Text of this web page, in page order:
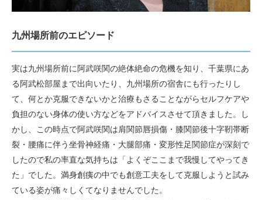
九州場所前のエピソード
実は九州場所前に阿武咲関の絶体絶命の危機を知り、千葉県にあ
る阿武松部屋まで出向いたり、九州場所の宿舎にも行ったりし
て、何とか克服できないかと治療もさることながらセルフケアや
負担のない身体の使い方などをアドバイスさせて頂きました。し
かし、この時点で阿武咲関は肩関節唇損傷・膝関節後十字靭帯断
裂・腰痛に伴う坐骨神経痛・大腿部痛・変形性足関節症が深刻で
したので私の率直な気持ちは「よくぞここまで我慢してやってき
た」でした。満身創痍の中でも創意工夫をして克服しようと試み
ている姿が痛々しくてなりませんでした。